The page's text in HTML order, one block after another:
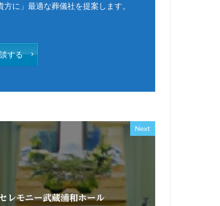
方に」最適な葬儀社を提案します。
する
Next
レモニー武蔵浦和ホール